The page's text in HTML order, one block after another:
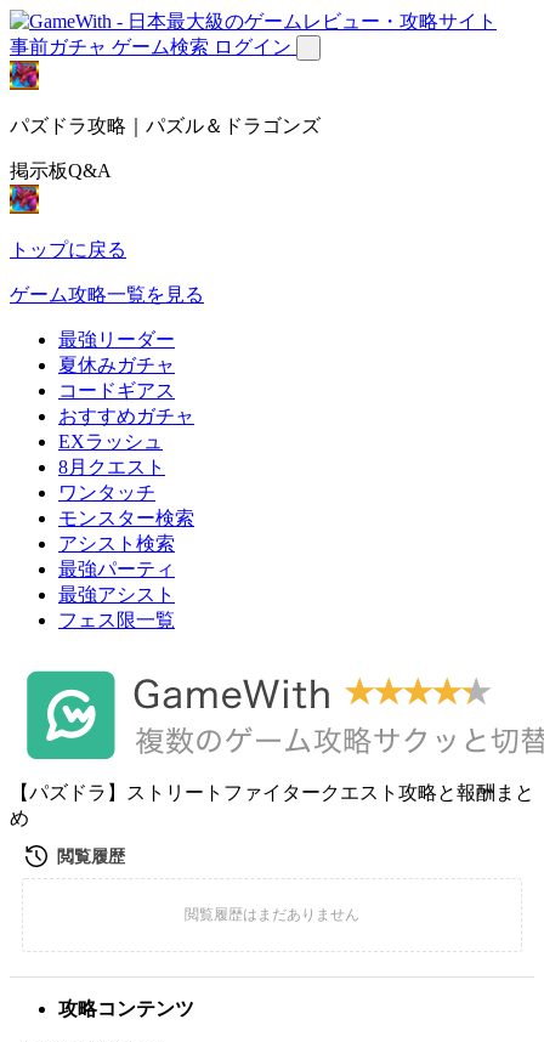
事前ガチャ ゲーム検索 ログイン
パズドラ攻略｜パズル＆ドラゴンズ
掲示板Q&A
トップに戻る
ゲーム攻略一覧を見る
最強リーダー
夏休みガチャ
コードギアス
おすすめガチャ
EXラッシュ
8月クエスト
ワンタッチ
モンスター検索
アシスト検索
最強パーティ
最強アシスト
フェス限一覧
【パズドラ】ストリートファイタークエスト攻略と報酬まと
め
攻略コンテンツ